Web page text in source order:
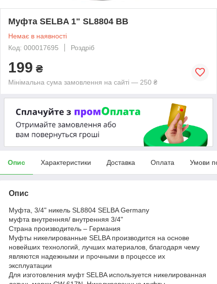
Муфта SELBA 1" SL8804 ВВ
Немає в наявності
Код: 000017695
Роздріб
199 ₴
Мінімальна сума замовлення на сайті — 250 ₴
Опис Характеристики Доставка Оплата Умови
Опис
Муфта, 3/4" никель SL8804 SELBA Germany
муфта внутренняя/ внутренняя 3/4"
Страна производитель – Германия
Муфты никелированные SELBA производится на основе
новейших технологий, лучших материалов, благодаря чему
являются надежными и прочными в процессе их
эксплуатации
Для изготовления муфт SELBA используется никелированная